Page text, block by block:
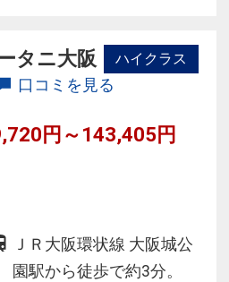
客室でお客様をお迎えし
タニ大阪
ハイクラス
口コミを見る
円～143,405円
ＪＲ大阪環状線 大阪城公
園駅から徒歩で約3分。